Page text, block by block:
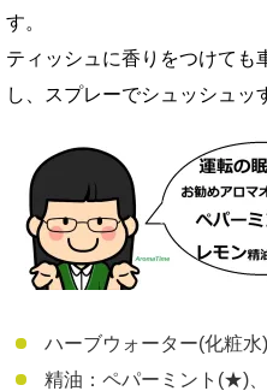
す。
ティッシュに香りをつけても
し、スプレーでシュッシュッ
ハーブウォーター(化粧
精油：ペパーミント(★)